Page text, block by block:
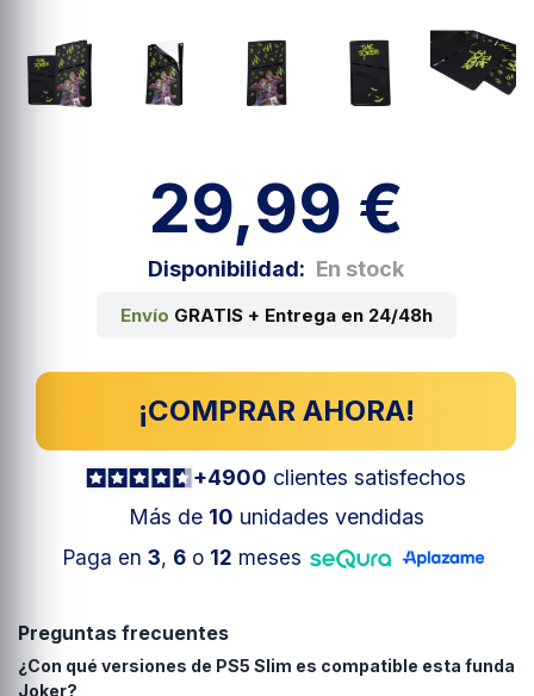
29,99 €
Disponibilidad: En stock
Envío GRATIS + Entrega en 24/48h
¡COMPRAR AHORA!
+4900 clientes satisfechos
Más de 10 unidades vendidas
Paga en 3, 6o 12 meses
Preguntas frecuentes
¿Con qué versiones de PS5 Slim es compatible esta funda
Joker?